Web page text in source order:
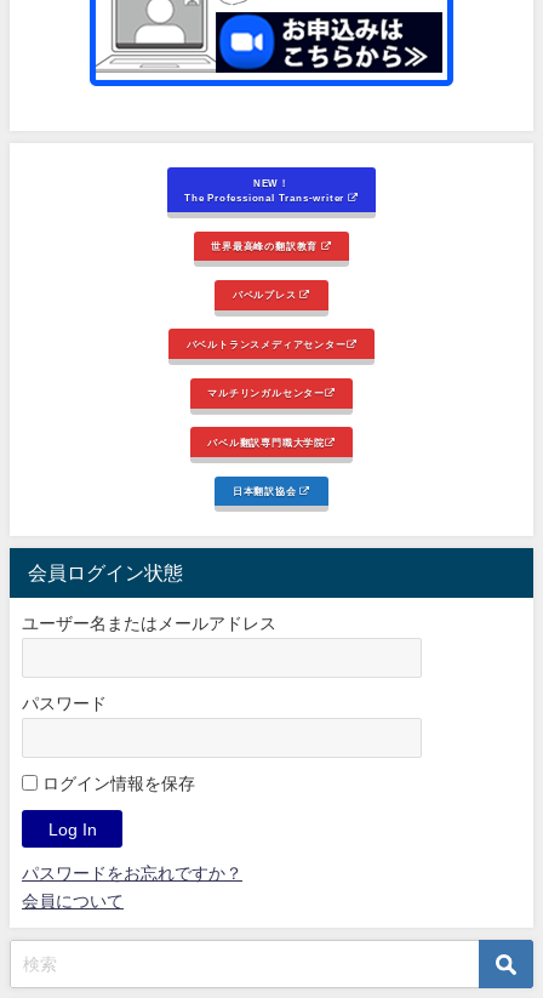
NEW！
The Professional Trans-writer
世界最高峰の翻訳教育
バベルプレス
バベルトランスメディアセンター
マルチリンガルセンター
バベル翻訳専門職大学院
日本翻訳協会
会員ログイン状態
ユーザー名またはメールアドレス
パスワード
ログイン情報を保存
パスワードをお忘れですか？
会員について